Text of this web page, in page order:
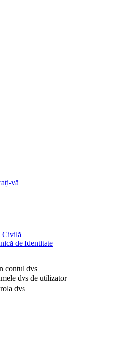
vă
Civilă
de Identitate
contul dvs
dvs de utilizator
dvs